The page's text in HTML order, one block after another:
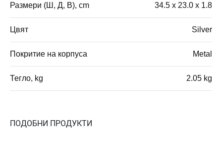
Размери (Ш, Д, В), cm 34.5 x 23.0 x 1.8
Цвят Silver
Покритие на корпуса Metal
Тегло, kg 2.05 kg
ПОДОБНИ ПРОДУКТИ